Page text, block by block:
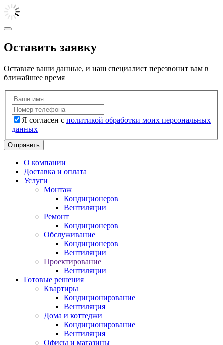
Оставить заявку
Оставьте ваши данные, и наш специалист перезвонит вам в
ближайшее время
Я согласен с политикой обработки моих персональных
данных
Отправить
О компании
Доставка и оплата
Услуги
Монтаж
Кондиционеров
Вентиляции
Ремонт
Кондиционеров
Обслуживание
Кондиционеров
Вентиляции
Проектирование
Вентиляции
Готовые решения
Квартиры
Кондиционирование
Вентиляция
Дома и коттеджи
Кондиционирование
Вентиляция
Офисы и магазины